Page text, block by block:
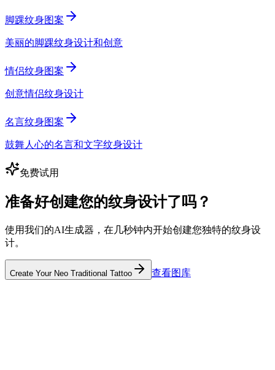
脚踝纹身图案
美丽的脚踝纹身设计和创意
情侣纹身图案
创意情侣纹身设计
名言纹身图案
鼓舞人心的名言和文字纹身设计
免费试用
准备好创建您的纹身设计了吗？
使用我们的AI生成器，在几秒钟内开始创建您独特的纹身设
计。
Create Your Neo Traditional Tattoo 查看图库